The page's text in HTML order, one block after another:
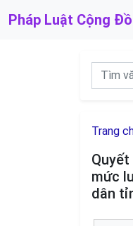
Pháp Luật Cộng
Trang
mức
dân